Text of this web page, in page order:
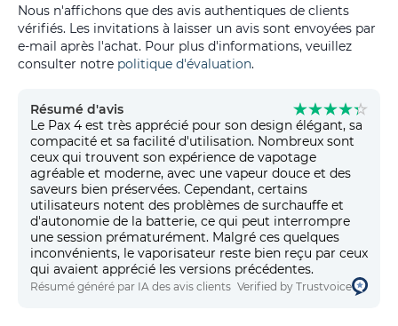
Nous n'affichons que des avis authentiques de clients
vérifiés. Les invitations à laisser un avis sont envoyées par
e-mail après l'achat. Pour plus d'informations, veuillez
consulter notre politique d'évaluation.
Résumé d'avis
Le Pax 4 est très apprécié pour son design élégant, sa
compacité et sa facilité d'utilisation. Nombreux sont
ceux qui trouvent son expérience de vapotage
agréable et moderne, avec une vapeur douce et des
saveurs bien préservées. Cependant, certains
utilisateurs notent des problèmes de surchauffe et
d'autonomie de la batterie, ce qui peut interrompre
une session prématurément. Malgré ces quelques
inconvénients, le vaporisateur reste bien reçu par ceux
qui avaient apprécié les versions précédentes.
Résumé généré par IA des avis clients Verified by Trustvoice